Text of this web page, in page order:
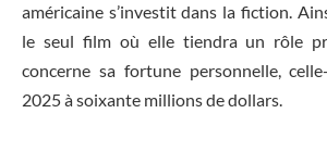
américaine s’investit dans la fiction.
le seul film où elle tiendra un rôle
concerne sa fortune personnelle,
2025 à soixante millions de dollars.